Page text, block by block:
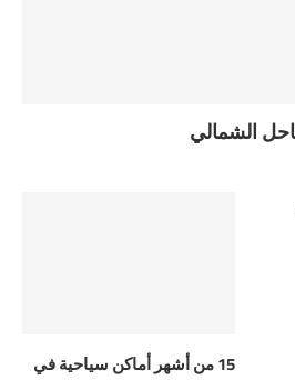
الشمالي
15 من أشهر أماكن سياحية في